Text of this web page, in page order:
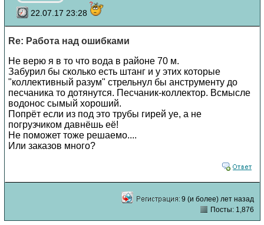
22.07.17 23:28
Re: Работа над ошибками
Не верю я в то что вода в районе 70 м.
Забурил бы сколько есть штанг и у этих которые
"коллективный разум" стрельнул бы анструменту до
песчаника то дотянутся. Песчаник-коллектор. Всмысле
водонос сымый хороший.
Попрёт если из под это трубы гирей уе, а не
погрузчиком давнёшь её!
Не поможет тоже решаемо....
Или заказов много?
9 (и более) лет назад
Посты: 1,876